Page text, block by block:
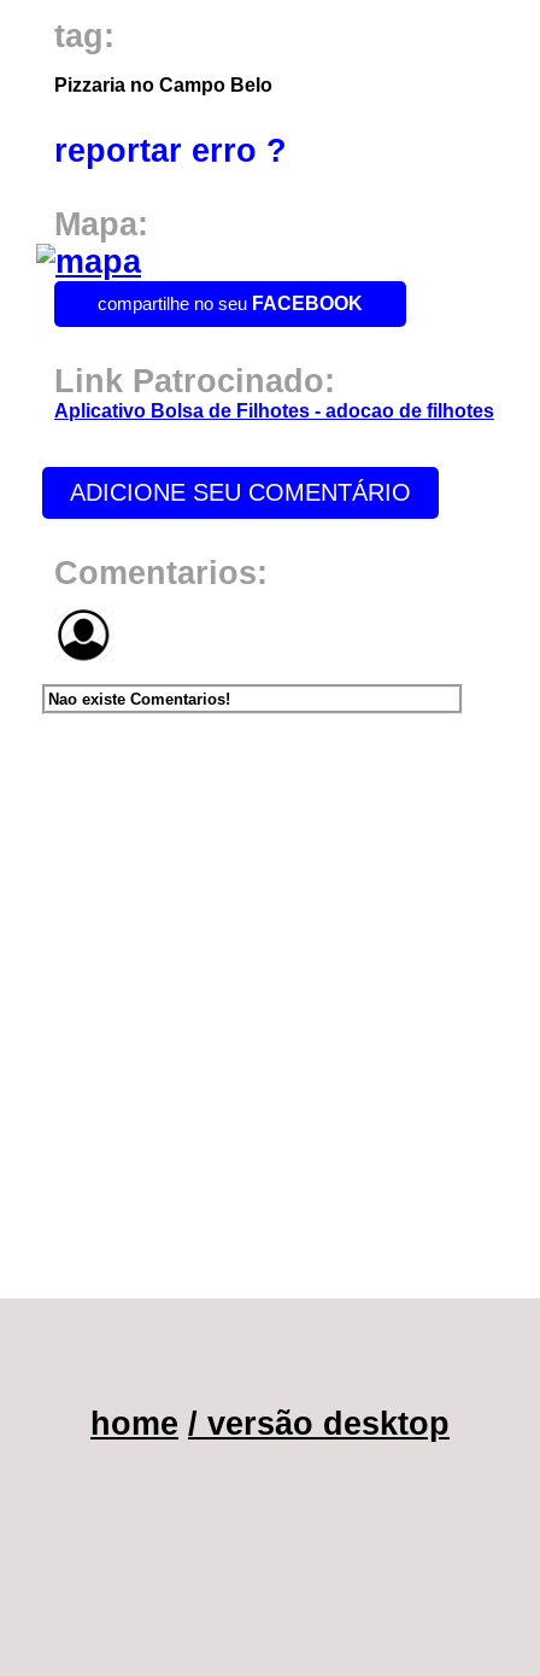
tag:
Pizzaria no Campo Belo
reportar erro ?
Mapa:
compartilhe no seu FACEBOOK
Link Patrocinado:
Aplicativo Bolsa de Filhotes - adocao de filhotes
ADICIONE SEU COMENTÁRIO
Comentarios:
Nao existe Comentarios!
home / versão desktop